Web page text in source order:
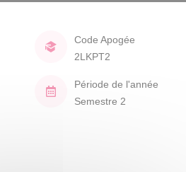
Code Apogée
2LKPT2
Période de l'année
Semestre 2